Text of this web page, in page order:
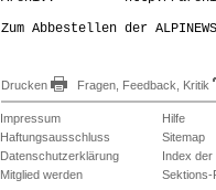
Zum Abbestellen der
Drucken Fragen, Feedback, Kritik
Impressum
Haftungsausschluss
Datenschutzerklärung
Mitglied werden
Hilfe
Sitemap
Index der
Sektions-